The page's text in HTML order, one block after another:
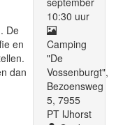
10:30 uur
Camping
"De
Vossenburgt",
Bezoensweg
5, 7955
PT IJhorst
De
en
dan